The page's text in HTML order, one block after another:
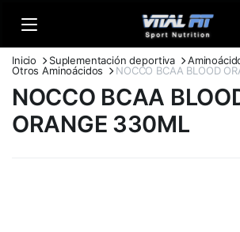
Inicio Suplementación deportiva
Otros Aminoácidos
NOCCO BCAA BLOOD
NOCCO BCAA
ORANGE 330ML